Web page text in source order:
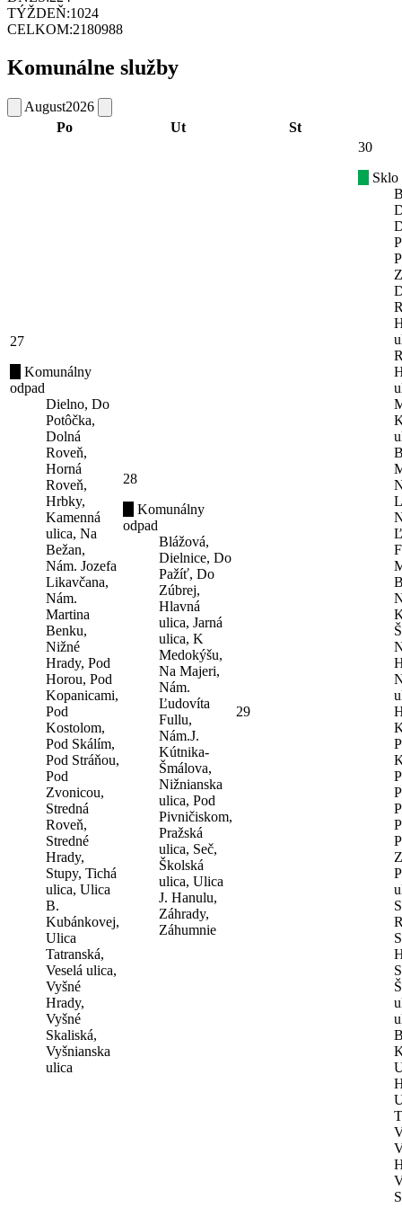
TÝŽDEŇ:1024
CELKOM:2180988
Komunálne služby
August2026
Po
Ut St
27
Komunálny
odpad
Dielno, Do
Potôčka,
Dolná
Roveň,
Horná
Roveň,
Hrbky,
Kamenná
ulica, Na
Bežan,
Nám. Jozefa
Likavčana,
Nám.
Martina
Benku,
Nižné
Hrady, Pod
Horou, Pod
Kopanicami,
Pod
Kostolom,
Pod Skálím,
Pod Stráňou,
Pod
Zvonicou,
Stredná
Roveň,
Stredné
Hrady,
Stupy, Tichá
ulica, Ulica
B.
Kubánkovej,
Ulica
Tatranská,
Veselá ulica,
Vyšné
Hrady,
Vyšné
Skaliská,
Vyšnianska
ulica
28
Komunálny
odpad
Blážová,
Dielnice, Do
Pažíť, Do
Zúbrej,
Hlavná
ulica, Jarná
ulica, K
Medokýšu,
Na Majeri,
Nám.
Ľudovíta
Fullu,
Nám.J.
Kútnika-
Šmálova,
Nižnianska
ulica, Pod
Pivničiskom,
Pražská
ulica, Seč,
Školská
ulica, Ulica
J. Hanulu,
Záhrady,
Záhumnie
29
30
Sklo